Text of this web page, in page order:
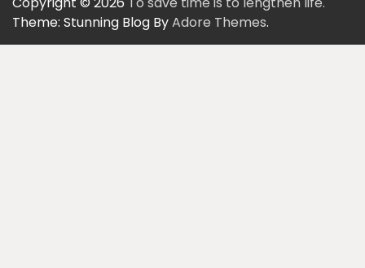
Theme: Stunning Blog ByAdore Themes.